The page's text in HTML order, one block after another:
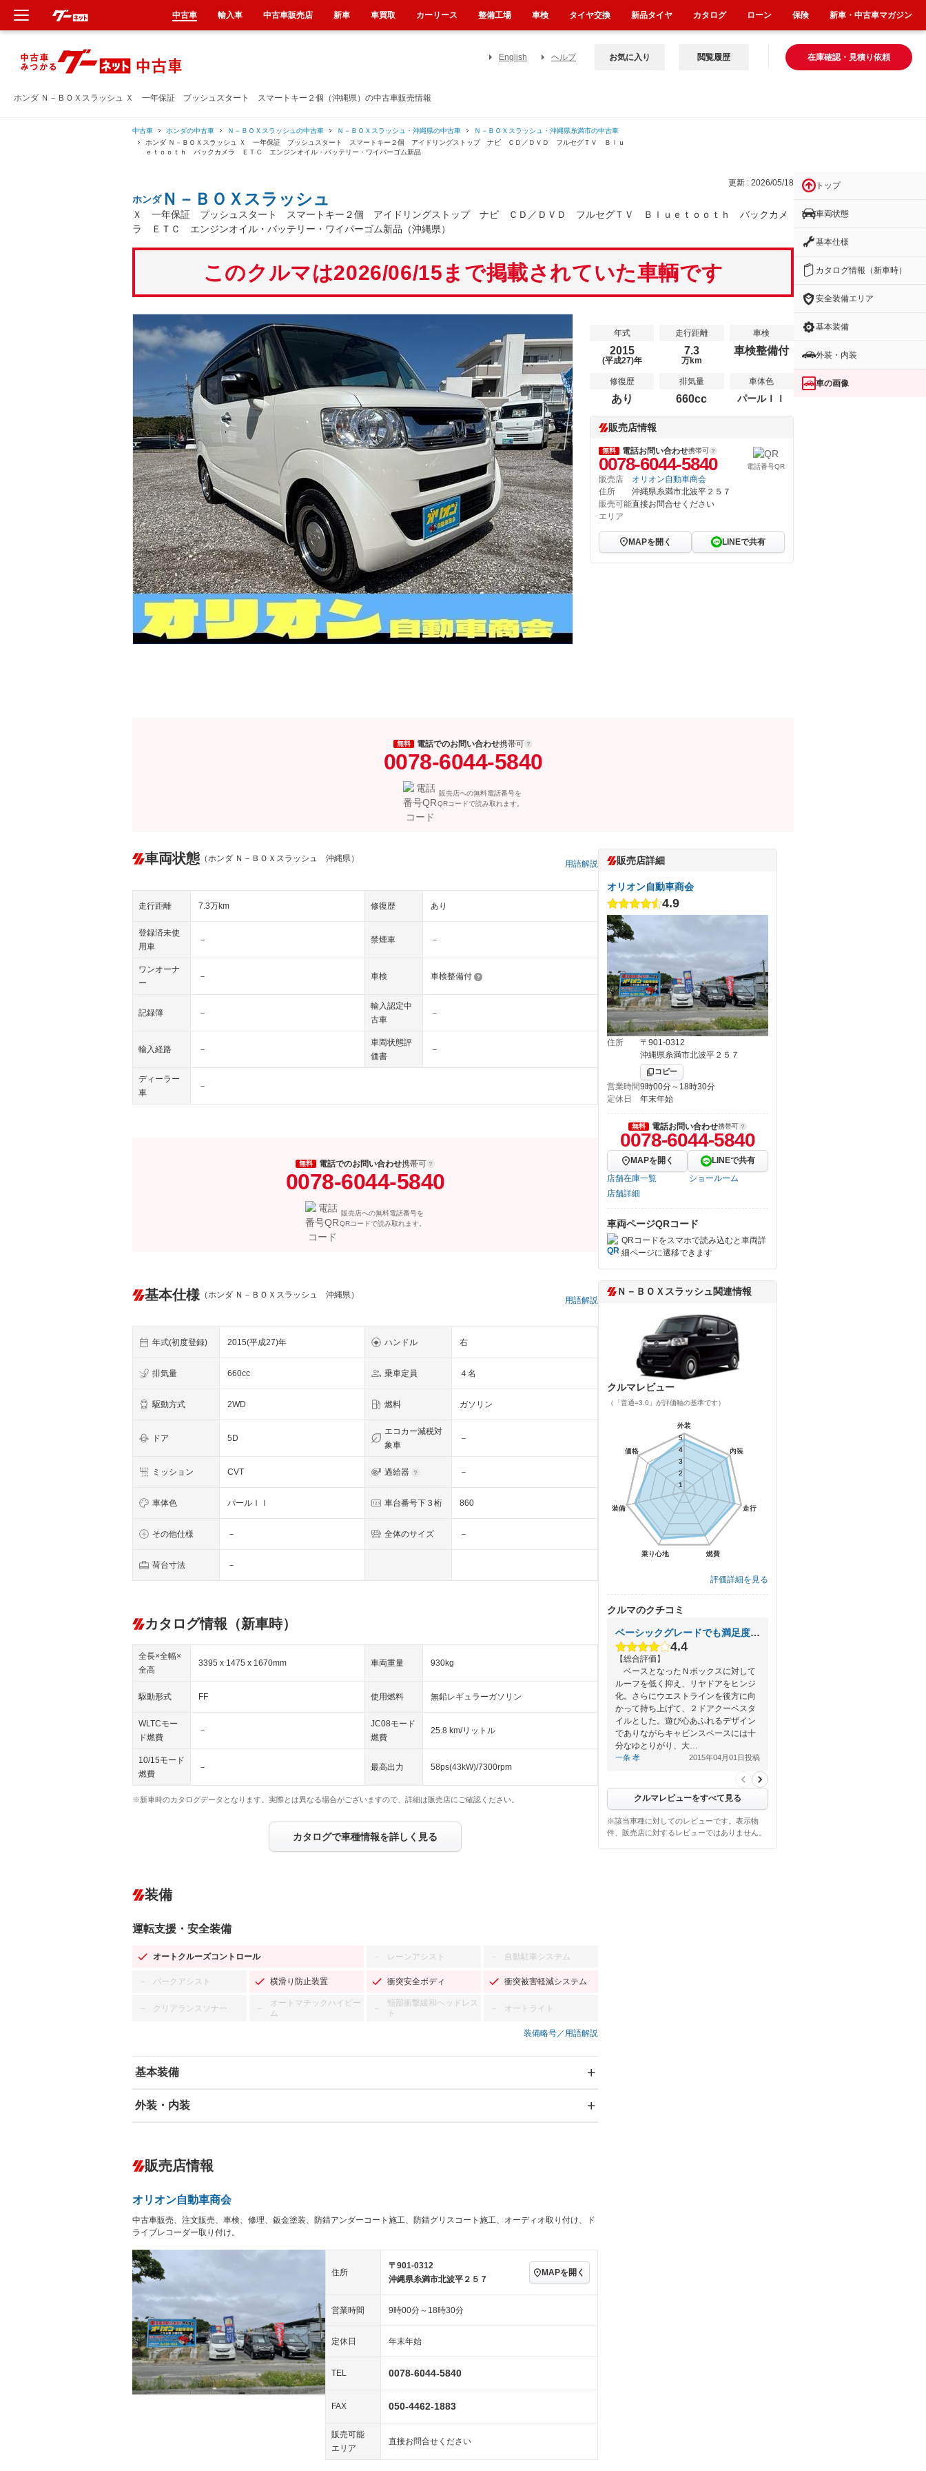
ホンダ Ｎ－ＢＯＸスラッシュ Ｘ 一年保証 プッシュスタート スマートキー２個（沖縄県）の中古車販売情報
English ヘルプ 在庫確認・見積り依頼
お気に入り 閲覧履歴
中古車 ホンダの中古車 Ｎ－ＢＯＸスラッシュの中古車 Ｎ－ＢＯＸスラッシュ・沖縄県の中古車
Ｎ－ＢＯＸスラッシュ・沖縄県糸満市の中古車
ホンダ Ｎ－ＢＯＸスラッシュ Ｘ 一年保証 プッシュスタート スマートキー２個 アイドリングストップ ナビ ＣＤ／ＤＶＤ フルセグＴＶ Ｂｌｕ
ｅｔｏｏｔｈ バックカメラ ＥＴＣ エンジンオイル・バッテリー・ワイパーゴム新品
更新 : 2026/05/18
ホンダＮ－ＢＯＸスラッシュ
Ｘ 一年保証 プッシュスタート スマートキー２個 アイドリングストップ ナビ ＣＤ／ＤＶＤ フルセグＴＶ Ｂｌｕｅｔｏｏｔｈ バックカメ
ラ ＥＴＣ エンジンオイル・バッテリー・ワイパーゴム新品（沖縄県）
このクルマは2026/06/15まで掲載されていた車輌です
年式
2015
(平成27)年
走行距離
7.3
万km
車検
車検整備付
修復歴
あり
排気量
660cc
車体色
パールＩＩ
販売店情報
無料 電話お問い合わせ携帯可
0078-6044-5840 電話番号QR
販売店
オリオン自動車商会
住所
沖縄県糸満市北波平２５７
販売可能
エリア
直接お問合せください
MAPを開く LINEで共有
無料 電話でのお問い合わせ携帯可
0078-6044-5840
販売店への無料電話番号を
QRコードで読み取れます。
車両状態 （ホンダ Ｎ－ＢＯＸスラッシュ 沖縄県）
用語解説
走行距離 7.3万km 修復歴 あり
登録済未使
用車
－ 禁煙車 －
ワンオーナ
ー
－ 車検 車検整備付
記録簿 －
輸入認定中
古車
－
輸入経路 －
車両状態評
価書
－
ディーラー
車
－
無料 電話でのお問い合わせ携帯可
0078-6044-5840
販売店への無料電話番号を
QRコードで読み取れます。
基本仕様 （ホンダ Ｎ－ＢＯＸスラッシュ 沖縄県）
用語解説
年式(初度登録) 2015(平成27)年 ハンドル 右
排気量 660cc 乗車定員 ４名
駆動方式 2WD 燃料 ガソリン
ドア 5D
エコカー減税対
象車
－
ミッション CVT 過給器 －
車体色 パールＩＩ 車台番号下３桁 860
その他仕様 － 全体のサイズ －
荷台寸法 －
カタログ情報（新車時）
全長×全幅×
全高
3395 x 1475 x 1670mm 車両重量 930kg
駆動形式 FF 使用燃料 無鉛レギュラーガソリン
WLTCモー
ド燃費
－
JC08モード
燃費
25.8 km/リットル
10/15モード
燃費
－ 最高出力 58ps(43kW)/7300rpm
※新車時のカタログデータとなります。実際とは異なる場合がございますので、詳細は販売店にご確認ください。
カタログで車種情報を詳しく見る
装備
運転支援・安全装備
オートクルーズコントロール － レーンアシスト － 自動駐車システム
－ パークアシスト 横滑り防止装置 衝突安全ボディ 衝突被害軽減システム
－ クリアランスソナー －
オートマチックハイビー
ム
－
頸部衝撃緩和ヘッドレス
ト
－ オートライト
装備略号／用語解説
基本装備
エアバッグ：運転席/助手席/サイド
－ ダウンヒルアシストコントロール
Bluetooth接続
－ レンタカーアップ
装備略号／用語解説
外装・内装
オーディオ：CDまたはCDチェンジャー
－
ヘッドライトウォッシャ
ー
－ LEDヘッドランプ HID(キセノンライト) ポータブルナビ バックカメラ
ETC － エアロ
－ ランフラットタイヤ 3列シート ベンチシート
フルフラットシート
シートヒーター ウォークスルー
－ フロントカメラ － シートエアコン 全周囲カメラ
－ ルーフレール － エアサスペンション
販売店情報
オリオン自動車商会
中古車販売、注文販売、車検、修理、鈑金塗装、防錆アンダーコート施工、防錆グリスコート施工、オーディオ取り付け、ド
ライブレコーダー取り付け。
住所
〒901-0312
沖縄県糸満市北波平２５７
MAPを開く
営業時間 9時00分～18時30分
定休日 年末年始
TEL 0078-6044-5840
FAX 050-4462-1883
販売可能
エリア
直接お問合せください
販売店詳細
オリオン自動車商会
4.9
住所
〒901-0312
沖縄県糸満市北波平２５７
コピー
営業時間9時00分～18時30分
定休日
年末年始
無料 電話お問い合わせ携帯可
0078-6044-5840
MAPを開く
LINEで共有
店舗在庫一覧
ショールーム
店舗詳細
車両ページQRコード
QRコードをスマホで読み込むと車両詳
細ページに遷移できます
Ｎ－ＢＯＸスラッシュ関連情報
クルマレビュー
（「普通=3.0」が評価軸の基準です）
外装
内装
走行
燃費
乗り心地
装備
価格
1
2
3
4
5
外装
内装
走行
燃費
乗り心地
装備
価格
1
2
3
4
5
評価詳細を見る
クルマのクチコミ
ベーシックグレードでも満足度は高い
4.4
【総合評価】
ベースとなったＮボックスに対して
ルーフを低く抑え、リヤドアをヒンジ
化。さらにウエストラインを後方に向
かって持ち上げて、２ドアクーペスタ
イルとした。遊び心あふれるデザイン
でありながらキャビンスペースには十
分なゆとりがり、大…
一条 孝 2015年04月01日投稿
クルマレビューをすべて見る
※該当車種に対してのレビューです。表示物
件、販売店に対するレビューではありません。
トップ
車両状態
基本仕様
カタログ情報（新車時）
安全装備エリア
基本装備
外装・内装
車の画像
中古車 輸入車 中古車販売店 新車 車買取 カーリース 整備工場 車検 タイヤ交換 新品タイヤ カタログ ローン 保険 新車・中古車マガジン
新車
中古車